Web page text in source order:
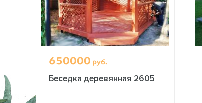
650000 руб.
Беседка деревянная 2605